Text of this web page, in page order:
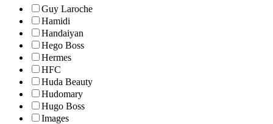
Guy Laroche
Hamidi
Handaiyan
Hego Boss
Hermes
HFC
Huda Beauty
Hudomary
Hugo Boss
Images